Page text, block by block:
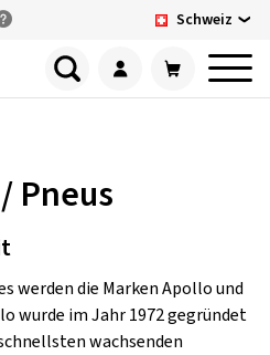
Schweiz
Pneus
werden die Marken Apollo und
wurde im Jahr 1972 gegründet
wachsenden